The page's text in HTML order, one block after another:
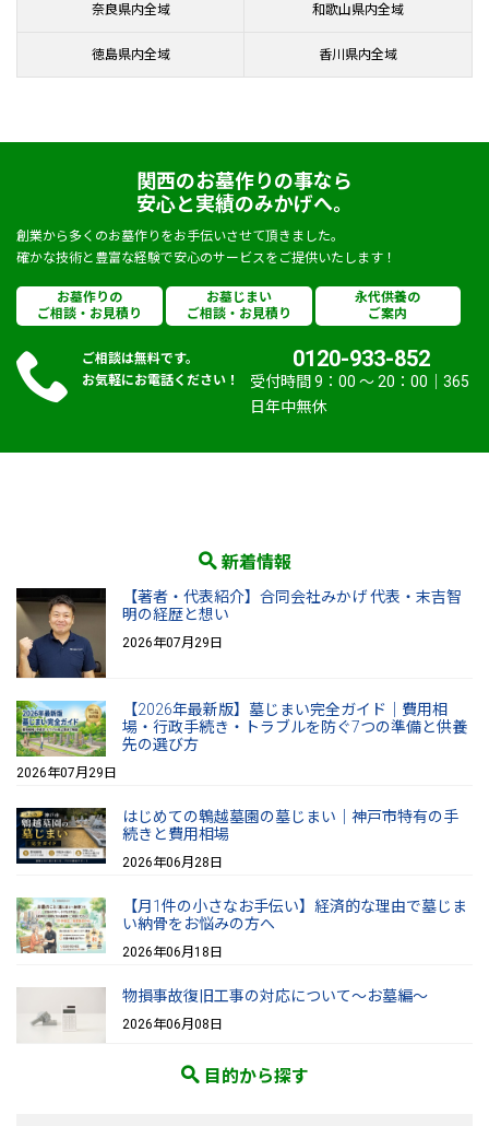
奈良県内全域 和歌山県内全域
徳島県内全域 香川県内全域
関西のお墓作りの事なら
安心と実績のみかげへ。
創業から多くのお墓作りをお手伝いさせて頂きました。
確かな技術と豊富な経験で安心のサービスをご提供いたします！
お墓作りの
ご相談・お見積り
お墓じまい
ご相談・お見積り
永代供養の
ご案内
ご相談は無料です。
お気軽にお電話ください！
0120-933-852
受付時間 9：00 〜 20：00｜365
日年中無休
新着情報
【著者・代表紹介】合同会社みかげ 代表・末吉智
明の経歴と想い
2026年07月29日
【2026年最新版】墓じまい完全ガイド｜費用相
場・行政手続き・トラブルを防ぐ7つの準備と供養
先の選び方
2026年07月29日
はじめての鵯越墓園の墓じまい｜神戸市特有の手
続きと費用相場
2026年06月28日
【月1件の小さなお手伝い】経済的な理由で墓じま
い納骨をお悩みの方へ
2026年06月18日
物損事故復旧工事の対応について～お墓編～
2026年06月08日
目的から探す